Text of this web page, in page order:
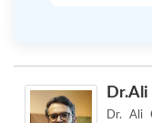
Dr. Ali